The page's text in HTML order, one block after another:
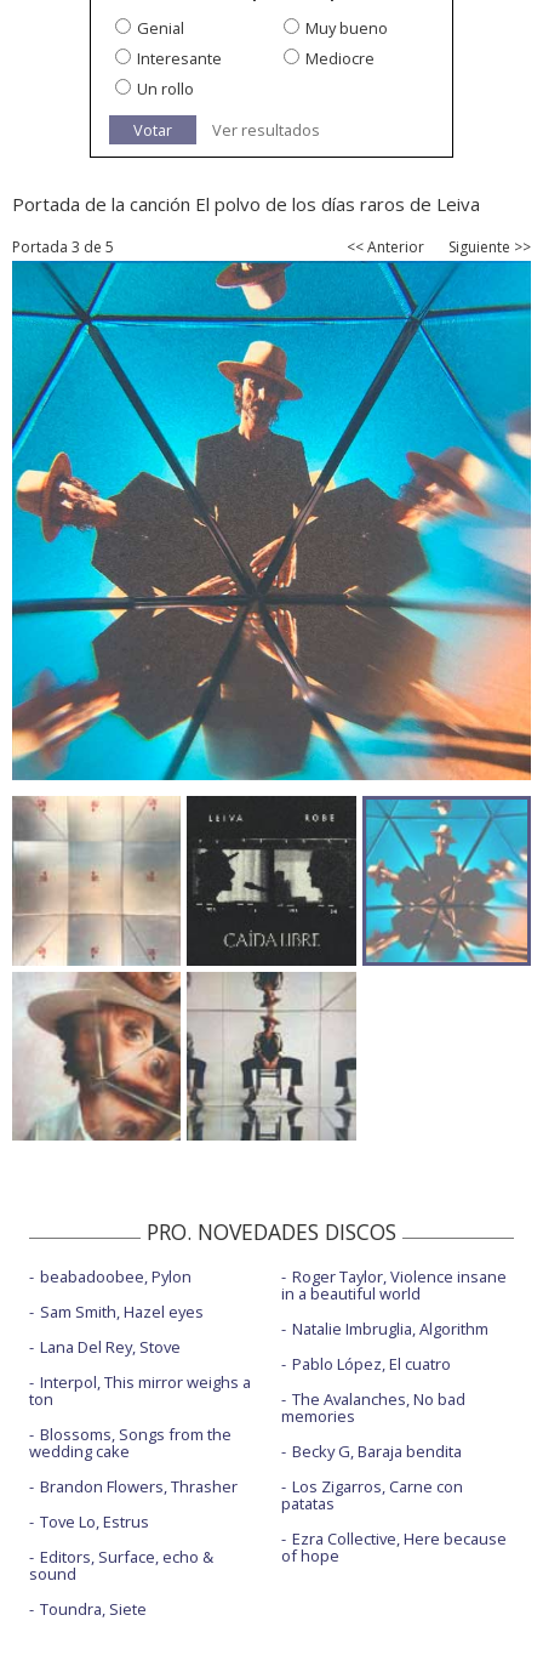
Genial
Muy bueno
Interesante
Mediocre
Un rollo
Votar
Ver resultados
Portada de la canción El polvo de los días raros de Leiva
Portada 3 de 5 << Anterior Siguiente >>
PRO. NOVEDADES DISCOS
beabadoobee, Pylon
Sam Smith, Hazel eyes
Lana Del Rey, Stove
Interpol, This mirror weighs a
ton
Blossoms, Songs from the
wedding cake
Brandon Flowers, Thrasher
Tove Lo, Estrus
Editors, Surface, echo &
sound
Toundra, Siete
Roger Taylor, Violence insane
in a beautiful world
Natalie Imbruglia, Algorithm
Pablo López, El cuatro
The Avalanches, No bad
memories
Becky G, Baraja bendita
Los Zigarros, Carne con
patatas
Ezra Collective, Here because
of hope